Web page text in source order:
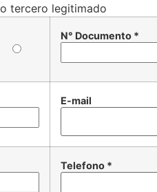
tercero legitimado
N° Documento *
E-mail
Telefono *